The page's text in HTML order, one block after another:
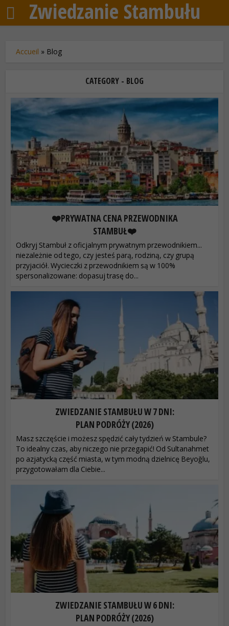
Zwiedzanie Stambułu
Accueil » Blog
CATEGORY - BLOG
❤️PRYWATNA CENA PRZEWODNIKA
STAMBUŁ❤️
Odkryj Stambuł z oficjalnym prywatnym przewodnikiem...
niezależnie od tego, czy jesteś parą, rodziną, czy grupą
przyjaciół. Wycieczki z przewodnikiem są w 100%
spersonalizowane: dopasuj trasę do...
ZWIEDZANIE STAMBUŁU W 7 DNI:
PLAN PODRÓŻY (2026)
Masz szczęście i możesz spędzić cały tydzień w Stambule?
To idealny czas, aby niczego nie przegapić! Od Sultanahmet
po azjatycką część miasta, w tym modną dzielnicę Beyoğlu,
przygotowałam dla Ciebie...
ZWIEDZANIE STAMBUŁU W 6 DNI:
PLAN PODRÓŻY (2026)